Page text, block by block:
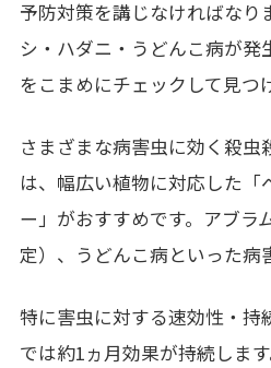
予防対策を講じなければなり
シ・ハダニ・うどんこ病が発
をこまめにチェックして見つ
さまざまな病害虫に効く殺虫
は、幅広い植物に対応した「
ー」がおすすめです。アブラ
定）、うどんこ病といった病
特に害虫に対する速効性・持
では約1ヵ月効果が持続します